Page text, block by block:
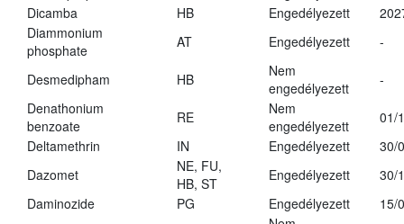
Dicamba
HB Engedélyezett
Diammonium
phosphate
AT Engedélyezett -
Desmedipham HB
Nem
engedélyezett
-
Denathonium
benzoate
RE
Nem
engedélyezett
01/
Deltamethrin
IN Engedélyezett
30/
Dazomet
NE, FU,
HB, ST
Engedélyezett
30/
Daminozide
PG Engedélyezett
15/